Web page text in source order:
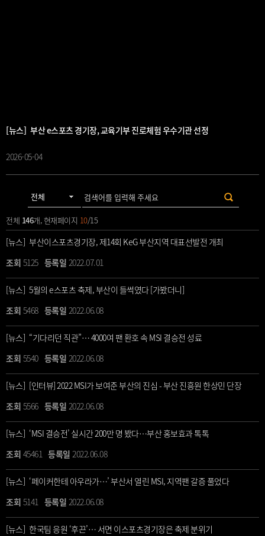
[뉴스] 부산 e스포츠 경기장, 교육기부 진로체험 우수기관 선정
2026-05-04
전체 146개, 현재페이지 10/15
[뉴스] 부산이스포츠경기장, 제14회 KeG 부산지역 대표선발전 개최
5125
2022.07.01
[뉴스] 5월의 e스포츠 축제, 부산이 들썩였다 [가봤더니]
5468
2022.06.08
[뉴스] “기다리던 직관”… 4000여 팬 환호 속 MSI 결승전 성료
5540
2022.06.08
[뉴스] [인터뷰] 2022 MSI가 보여준 부산의 진심 - 부산 진흥원 한상민 단장
5566
2022.06.08
[뉴스] ‘MSI 결승전’ 실시간 200만 명 봤다…부산 홍보효과 톡톡
45461
2022.06.08
[뉴스] ‘페이커한테 아우라가…’ 부산서 열린 MSI, 지역팬 갈증 풀었다
5141
2022.06.08
[뉴스] 한국팀 응원 ‘후끈’… 서면 이스포츠경기장은 축제 분위기